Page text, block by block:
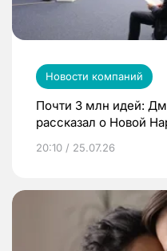
Новости компаний
Почти 3 млн идей:
рассказал о Новой
20:10 / 25.07.26